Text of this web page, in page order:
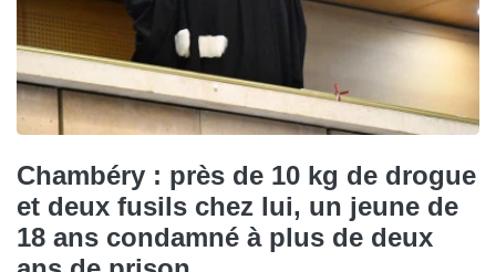
Chambéry : près de 10 kg de drogue
et deux fusils chez lui, un jeune de
18 ans condamné à plus de deux